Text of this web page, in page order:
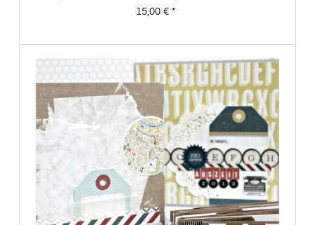
Layouts Aus 7 Papieren (von Dani)
Preis
15,00 €*